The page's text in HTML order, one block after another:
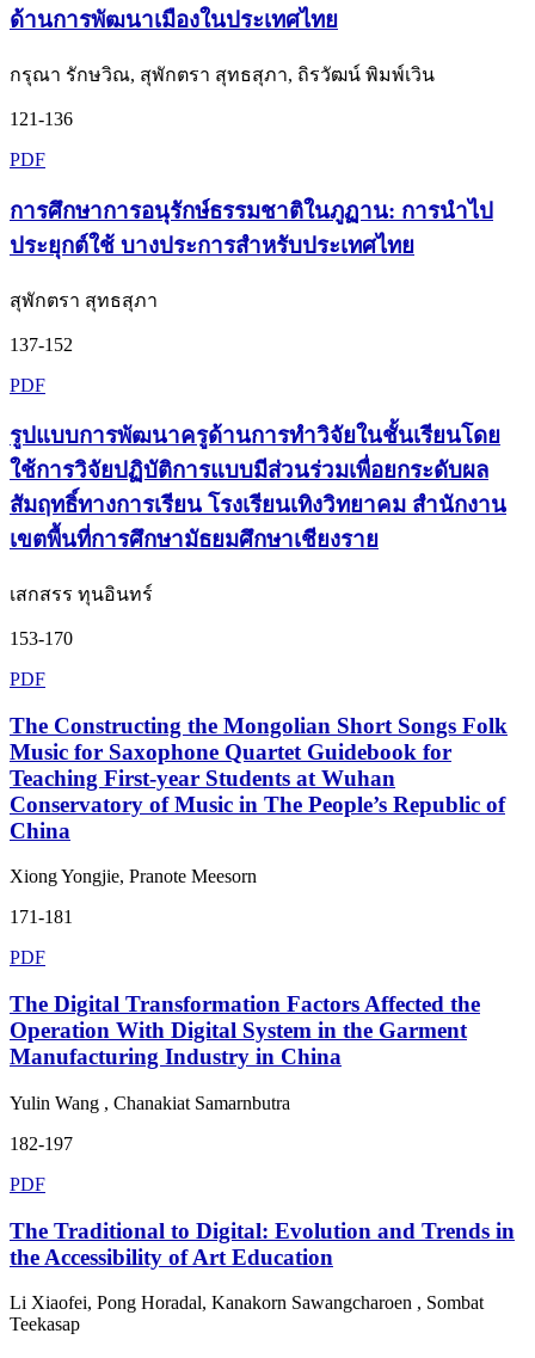
ด้านการพัฒนาเมืองในประเทศไทย
กรุณา รักษวิณ, สุพักตรา สุทธสุภา, ถิรวัฒน์ พิมพ์เวิน
121-136
PDF
การศึกษาการอนุรักษ์ธรรมชาติในภูฏาน: การนำไป
ประยุกต์ใช้ บางประการสำหรับประเทศไทย
สุพักตรา สุทธสุภา
137-152
PDF
รูปแบบการพัฒนาครูด้านการทำวิจัยในชั้นเรียนโดย
ใช้การวิจัยปฏิบัติการแบบมีส่วนร่วมเพื่อยกระดับผล
สัมฤทธิ์ทางการเรียน โรงเรียนเทิงวิทยาคม สำนักงาน
เขตพื้นที่การศึกษามัธยมศึกษาเชียงราย
เสกสรร ทุนอินทร์
153-170
PDF
The Constructing the Mongolian Short Songs Folk
Music for Saxophone Quartet Guidebook for
Teaching First-year Students at Wuhan
Conservatory of Music in The People’s Republic of
China
Xiong Yongjie, Pranote Meesorn
171-181
PDF
The Digital Transformation Factors Affected the
Operation With Digital System in the Garment
Manufacturing Industry in China
Yulin Wang , Chanakiat Samarnbutra
182-197
PDF
The Traditional to Digital: Evolution and Trends in
the Accessibility of Art Education
Li Xiaofei, Pong Horadal, Kanakorn Sawangcharoen , Sombat
Teekasap